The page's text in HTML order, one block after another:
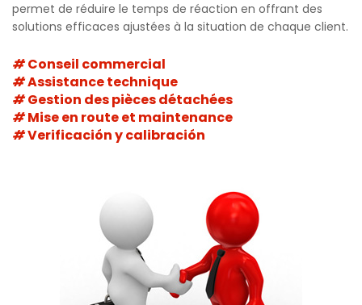
permet de réduire le temps de réaction en offrant des
solutions efficaces ajustées à la situation de chaque client.
Conseil commercial
Assistance technique
Gestion des pièces détachées
Mise en route et maintenance
Verificación y calibración